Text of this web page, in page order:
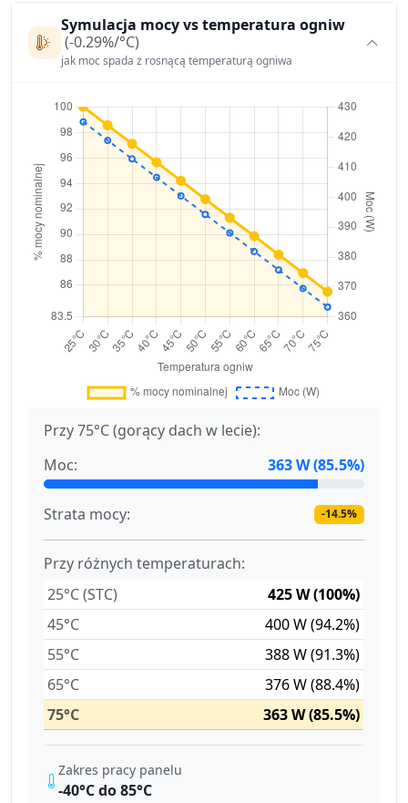
Symulacja mocy vs temperatura ogniw
(-0.29%/°C)
jak moc spada z rosnącą temperaturą ogniwa
Przy 75°C (gorący dach w lecie):
Moc:
363 W (85.5%)
Strata mocy: -14.5%
Przy różnych temperaturach:
25°C (STC)
425 W (100%)
45°C
400 W (94.2%)
55°C
388 W (91.3%)
65°C
376 W (88.4%)
75°C
363 W (85.5%)
Zakres pracy panelu
-40°C do 85°C